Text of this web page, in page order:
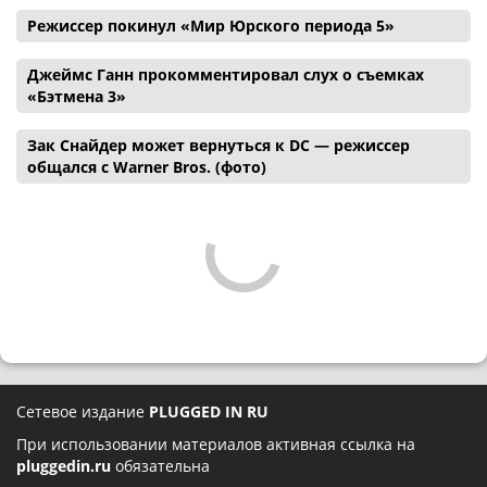
Режиссер покинул «Мир Юрского периода 5»
Джеймс Ганн прокомментировал слух о съемках
«Бэтмена 3»
Зак Снайдер может вернуться к DC — режиссер
общался с Warner Bros. (фото)
Сетевое издание PLUGGED IN RU
При использовании материалов активная ссылка на
pluggedin.ru обязательна